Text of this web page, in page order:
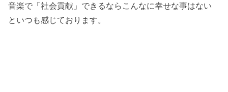
音楽で「社会貢献」できるならこんなに幸せな事はない
といつも感じております。